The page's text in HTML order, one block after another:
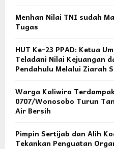
Menhan Nilai TNI sudah
Tugas
HUT Ke-23 PPAD: Ketua
Teladani Nilai Kejuangan
Pendahulu Melalui Ziarah
Warga Kaliwiro
0707/Wonosobo Turun
Air Bersih
Pimpin Sertijab dan Alih
Tekankan Penguatan